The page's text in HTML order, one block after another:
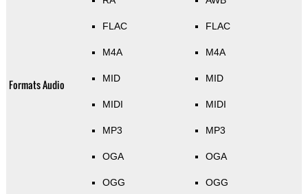
Formats Audio
FLAC
M4A
MID
MIDI
MP3
OGA
OGG
FLAC
M4A
MID
MIDI
MP3
OGA
OGG